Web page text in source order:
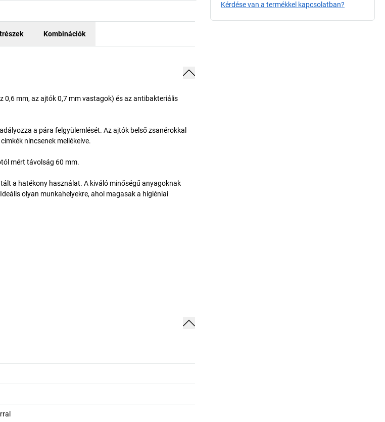
Kombinációk
0,6 mm, az ajtók 0,7 mm vastagok) és az antibakteriális
a pára felgyülemlését. Az ajtók belső zsanérokkal
nincsenek mellékelve.
mért távolság 60 mm.
a hatékony használat. A kiváló minőségű anyagoknak
olyan munkahelyekre, ahol magasak a higiéniai
Kérdése van a termékkel kapcsolatban?